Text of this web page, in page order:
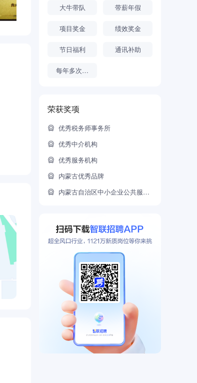
等
大牛带队 带薪年假
项目奖金 绩效奖金
节日福利 通讯补助
每年多次调薪
荣获奖项
优秀税务师事务所
优秀中介机构
优秀服务机构
内蒙古优秀品牌
内蒙古自治区中小企业公共服务示范平台